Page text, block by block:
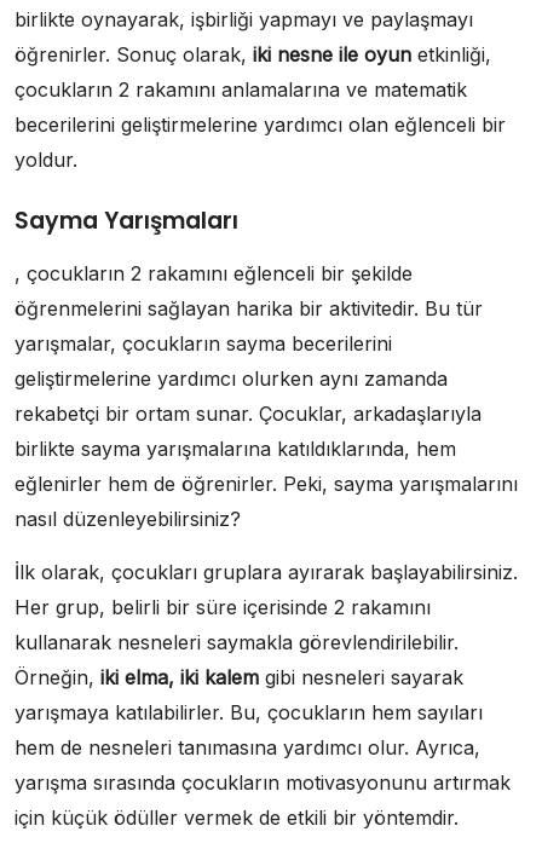
birlikte oynayarak, işbirliği yapmayı ve paylaşmayı
öğrenirler. Sonuç olarak, iki nesne ile oyun etkinliği,
çocukların 2 rakamını anlamalarına ve matematik
becerilerini geliştirmelerine yardımcı olan eğlenceli bir
yoldur.
Sayma Yarışmaları
, çocukların 2 rakamını eğlenceli bir şekilde
öğrenmelerini sağlayan harika bir aktivitedir. Bu tür
yarışmalar, çocukların sayma becerilerini
geliştirmelerine yardımcı olurken aynı zamanda
rekabetçi bir ortam sunar. Çocuklar, arkadaşlarıyla
birlikte sayma yarışmalarına katıldıklarında, hem
eğlenirler hem de öğrenirler. Peki, sayma yarışmalarını
nasıl düzenleyebilirsiniz?
İlk olarak, çocukları gruplara ayırarak başlayabilirsiniz.
Her grup, belirli bir süre içerisinde 2 rakamını
kullanarak nesneleri saymakla görevlendirilebilir.
Örneğin, iki elma, iki kalem gibi nesneleri sayarak
yarışmaya katılabilirler. Bu, çocukların hem sayıları
hem de nesneleri tanımasına yardımcı olur. Ayrıca,
yarışma sırasında çocukların motivasyonunu artırmak
için küçük ödüller vermek de etkili bir yöntemdir.